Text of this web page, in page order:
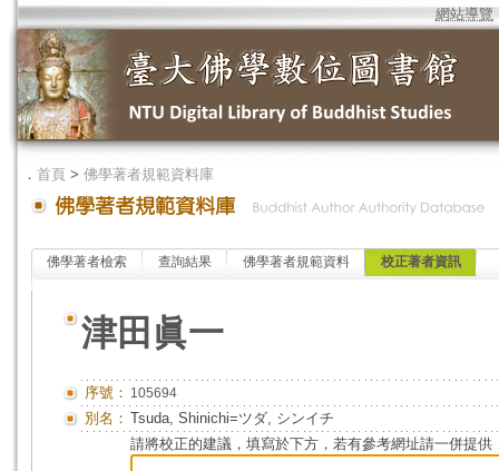
網站導覽
． 首頁 > 佛學著者規範資料庫
佛學著者檢索 查詢結果 佛學著者規範資料 校正著者資訊
津田眞一
序號： 105694
別名： Tsuda, Shinichi=ツダ, シンイチ
請將校正的建議，填寫於下方，若有參考網址請一併提供